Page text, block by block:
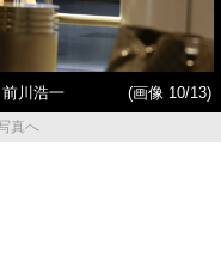
川浩一
(画像 10/13)
真へ